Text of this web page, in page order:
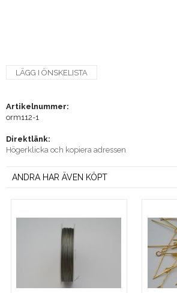
LÄGG I ÖNSKELISTA
Artikelnummer:
orm112-1
Direktlänk:
Högerklicka och kopiera adressen
ANDRA HAR ÄVEN KÖPT